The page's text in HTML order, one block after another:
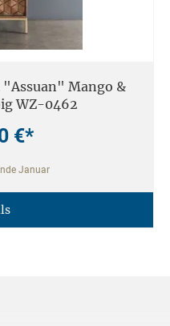
Mango &
WZ-0462
€*
Januar